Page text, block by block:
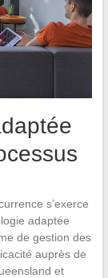
s’exerce
adaptée
de gestion des
auprès de
et